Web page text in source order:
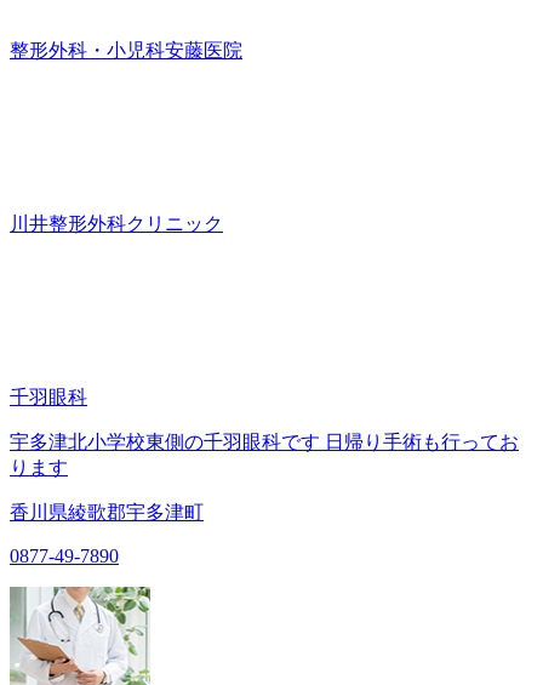
整形外科・小児科安藤医院
川井整形外科クリニック
千羽眼科
宇多津北小学校東側の千羽眼科です 日帰り手術も行ってお
ります
香川県綾歌郡宇多津町
0877-49-7890